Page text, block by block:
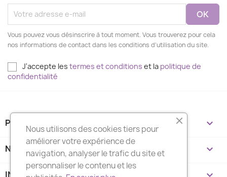
Vous pouvez vous désinscrire à tout moment. Vous trouverez pour cela
nos informations de contact dans les conditions d'utilisation du site.
J'accepte les termes et conditions et la politique de
confidentialité
PRODUITS 
NOTRE SOCIÉTÉ 
INFORMATIONS
Nous utilisons des cookies tiers pour
améliorer votre expérience de
navigation, analyser le trafic du site et
personnaliser le contenu et les